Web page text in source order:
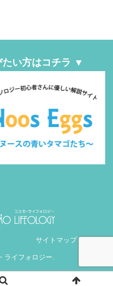
い方はコチラ ▼
サイトマップ
ライフォロジー.